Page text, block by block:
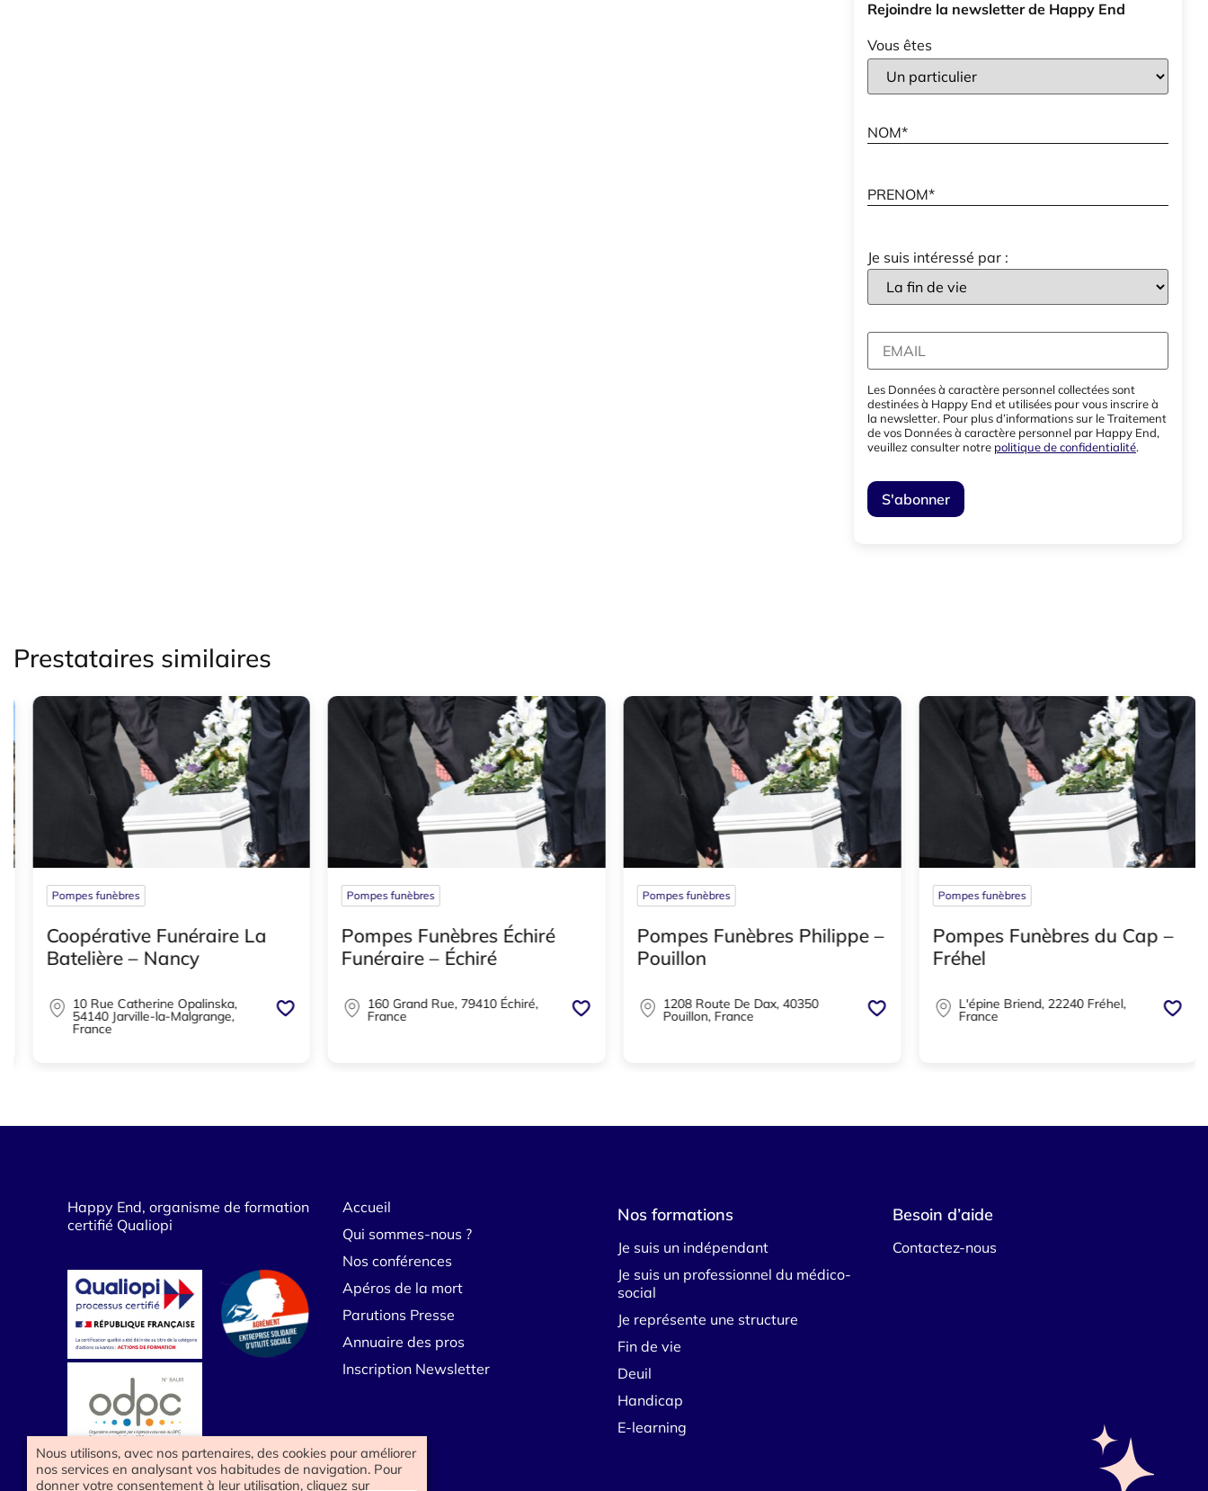
Rejoindre la newsletter de Happy End
Vous êtes
Je suis intéressé par :
Les Données à caractère personnel collectées sont
destinées à Happy End et utilisées pour vous inscrire à
la newsletter. Pour plus d’informations sur le Traitement
de vos Données à caractère personnel par Happy End,
veuillez consulter notre politique de confidentialité.
Prestataires similaires
Pompes funèbres
Pompes Funèbres Échiré
Funéraire – Échiré
160 Grand Rue, 79410 Échiré,
France
Pompes funèbres
Pompes Funèbres Philippe –
Pouillon
1208 Route De Dax, 40350
Pouillon, France
Pompes funèbres
Pompes Funèbres du Cap –
Fréhel
L'épine Briend, 22240 Fréhel,
France
Pompes funèbres
Aude Pompes Funèbres –
Caracassonne
20 Avenue Du Docteur Henri
Gout, 11000 Carcassonne, France
Happy End, organisme de formation
certifié Qualiopi
Accueil
Qui sommes-nous ?
Nos conférences
Apéros de la mort
Parutions Presse
Annuaire des pros
Inscription Newsletter
Nos formations
Je suis un indépendant
Je suis un professionnel du médico-
social
Je représente une structure
Fin de vie
Deuil
Handicap
E-learning
Besoin d’aide
Contactez-nous
Nous utilisons, avec nos partenaires, des cookies pour améliorer
nos services en analysant vos habitudes de navigation. Pour
donner votre consentement à leur utilisation, cliquez sur